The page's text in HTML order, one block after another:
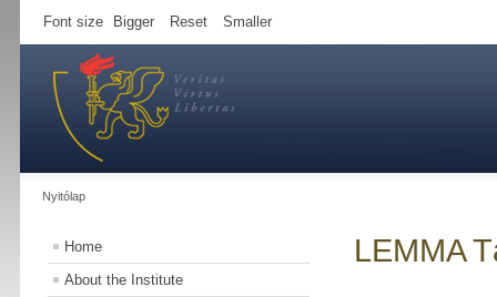
Font size Bigger Reset Smaller
Nyitólap
Home
About the Institute
LEMMA